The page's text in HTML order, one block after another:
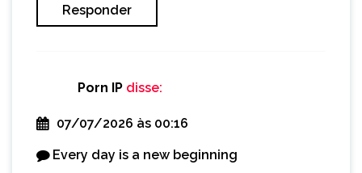
Responder
Porn IP disse:
07/07/2026 às 00:16
Every day is a new beginning